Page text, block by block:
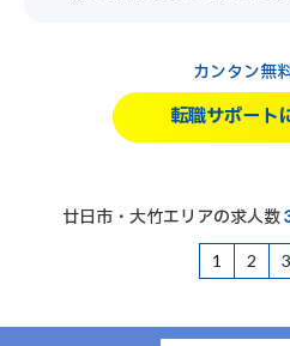
カンタン無
転職サポート
廿日市・大竹エリアの求人数
1 2 3